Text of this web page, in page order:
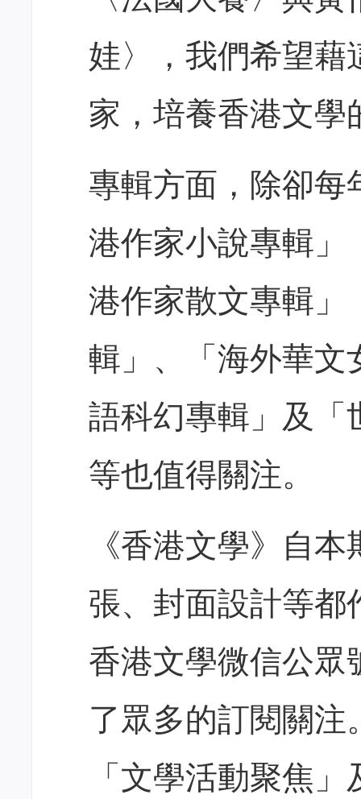
娃〉，我們希望藉
家，培養香港文學
專輯方面，除卻每
港作家小說專輯」
港作家散文專輯」
輯」、「海外華文
語科幻專輯」及「
等也值得關注。
《香港文學》自
張、封面設計等都
香港文學微信公眾
了眾多的訂閱關注
「文學活動聚焦